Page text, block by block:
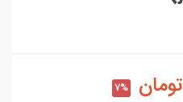
تومان 7%